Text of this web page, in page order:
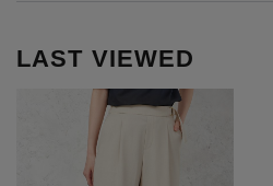
LAST VIEWED